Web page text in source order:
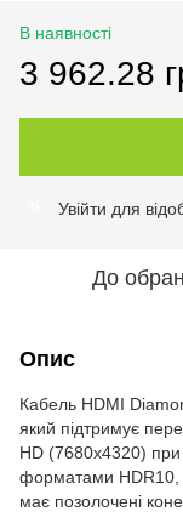
В наявності
3 962.28
Увійти для
До
Опис
Кабель HDMI
який підтримує
HD (7680x4320) при
форматами HDR10,
має позолочені